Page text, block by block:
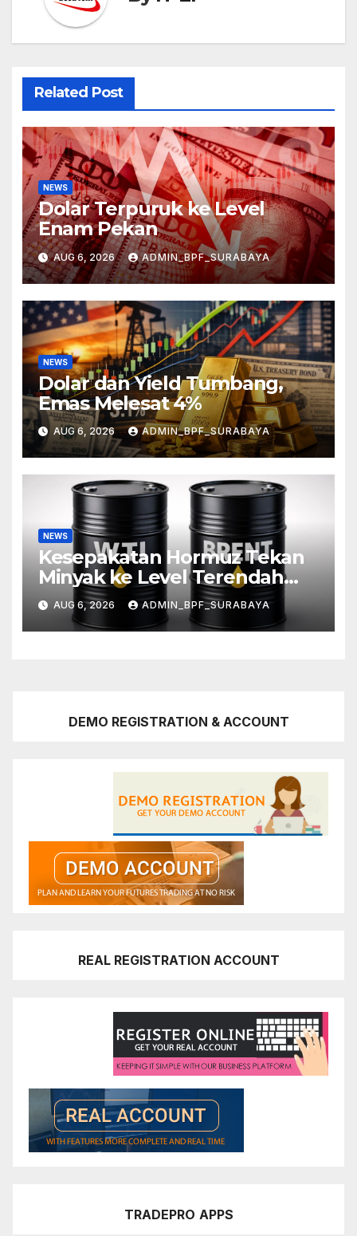
Related Post
NEWS
Dolar Terpuruk ke Level
Enam Pekan
AUG 6, 2026 ADMIN_BPF_SURABAYA
NEWS
Dolar dan Yield Tumbang,
Emas Melesat 4%
AUG 6, 2026 ADMIN_BPF_SURABAYA
NEWS
Kesepakatan Hormuz Tekan
Minyak ke Level Terendah
Sebulan
AUG 6, 2026 ADMIN_BPF_SURABAYA
DEMO REGISTRATION & ACCOUNT
REAL REGISTRATION ACCOUNT
TRADEPRO APPS